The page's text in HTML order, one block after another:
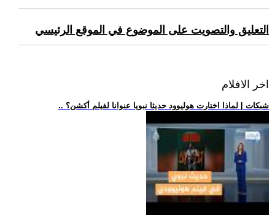
التعليق والتصويت على الموضوع في الموقع الرئيسي
اخر الافلام
.. شبكات | لماذا اختارت هوليوود حديثا نبويا عنوانا لفيلم أكشن؟